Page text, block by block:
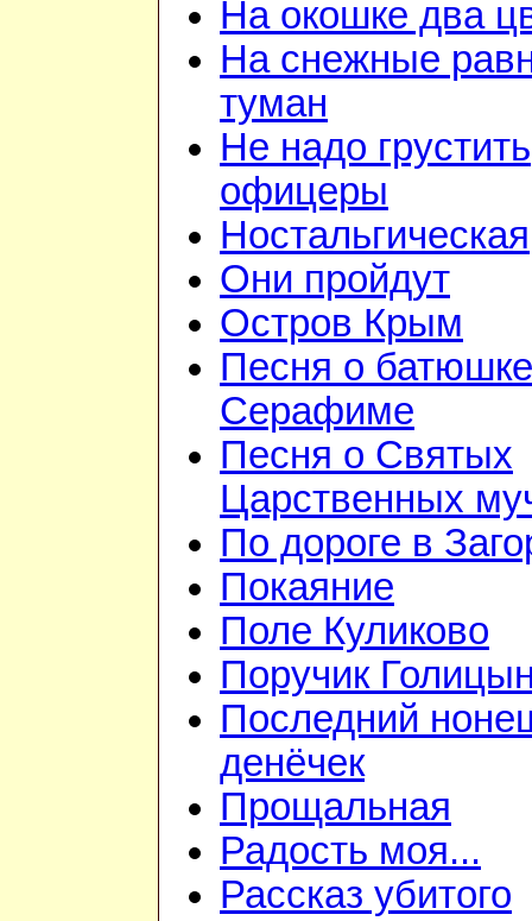
На окошке два
На снежные
туман
Не надо
офицеры
Ностальгическая
Они пройдут
Остров Крым
Песня о батюшке
Серафиме
Песня о Святых
Царственных
По дороге в
Покаяние
Поле Куликово
Поручик
Последний
денёчек
Прощальная
Радость моя...
Рассказ убитого